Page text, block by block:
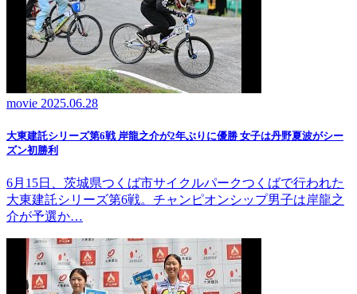
movie 2025.06.28
大東建託シリーズ第6戦 岸龍之介が2年ぶりに優勝 女子は丹野夏波がシー
ズン初勝利
6月15日、茨城県つくば市サイクルパークつくばで行われた
大東建託シリーズ第6戦。チャンピオンシップ男子は岸龍之
介が予選か…